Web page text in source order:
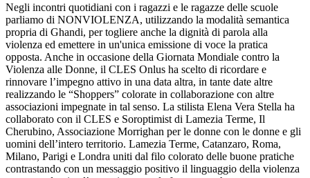
Negli incontri quotidiani con i ragazzi e le ragazze delle scuole
parliamo di NONVIOLENZA, utilizzando la modalità semantica
propria di Ghandi, per togliere anche la dignità di parola alla
violenza ed emettere in un'unica emissione di voce la pratica
opposta. Anche in occasione della Giornata Mondiale contro la
Violenza alle Donne, il CLES Onlus ha scelto di ricordare e
rinnovare l’impegno attivo in una data altra, in tante date altre
realizzando le “Shoppers” colorate in collaborazione con altre
associazioni impegnate in tal senso. La stilista Elena Vera Stella ha
collaborato con il CLES e Soroptimist di Lamezia Terme, Il
Cherubino, Associazione Morrighan per le donne con le donne e gli
uomini dell’intero territorio. Lamezia Terme, Catanzaro, Roma,
Milano, Parigi e Londra uniti dal filo colorato delle buone pratiche
contrastando con un messaggio positivo il linguaggio della violenza